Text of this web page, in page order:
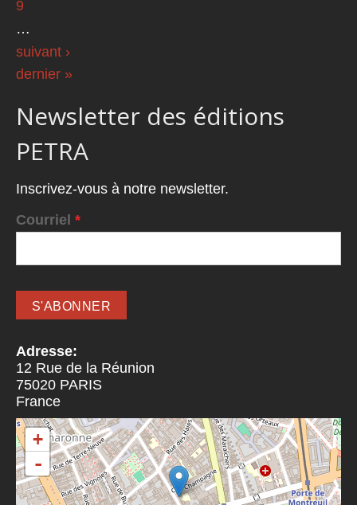
9
…
suivant ›
dernier »
Newsletter des éditions
PETRA
Inscrivez-vous à notre newsletter.
Courriel *
Adresse:
12 Rue de la Réunion
75020 PARIS
France
+
-